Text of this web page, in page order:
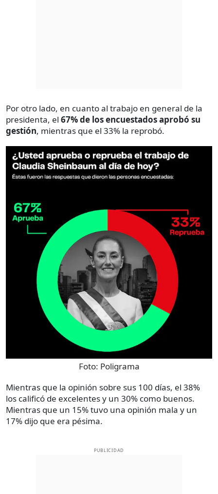
Por otro lado, en cuanto al trabajo en general de la
presidenta, el 67% de los encuestados aprobó su
gestión, mientras que el 33% la reprobó.
Foto: Poligrama
Mientras que la opinión sobre sus 100 días, el 38%
los calificó de excelentes y un 30% como buenos.
Mientras que un 15% tuvo una opinión mala y un
17% dijo que era pésima.
PUBLICIDAD